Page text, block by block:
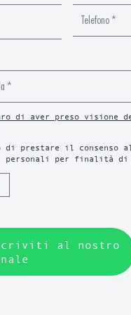
di aver preso visione
di prestare il consenso
personali per finalità di
al nostro